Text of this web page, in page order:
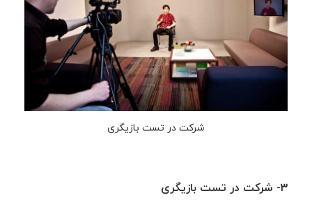
شرکت در تست بازیگری
۳- شرکت در تست بازیگری